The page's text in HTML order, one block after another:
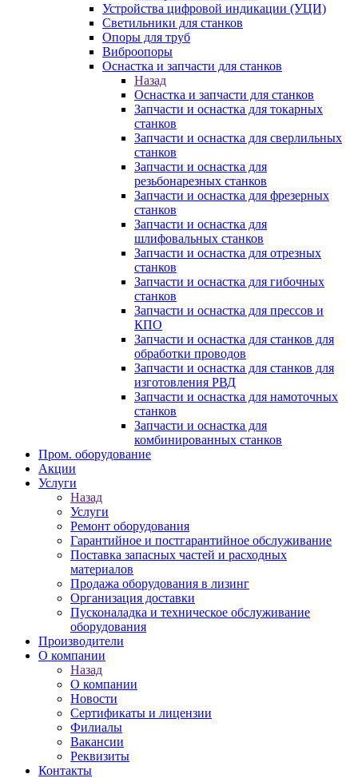
Устройства цифровой индикации (УЦИ)
Светильники для станков
Опоры для труб
Виброопоры
Оснастка и запчасти для станков
Назад
Оснастка и запчасти для станков
Запчасти и оснастка для токарных
станков
Запчасти и оснастка для сверлильных
станков
Запчасти и оснастка для
резьбонарезных станков
Запчасти и оснастка для фрезерных
станков
Запчасти и оснастка для
шлифовальных станков
Запчасти и оснастка для отрезных
станков
Запчасти и оснастка для гибочных
станков
Запчасти и оснастка для прессов и
КПО
Запчасти и оснастка для станков для
обработки проводов
Запчасти и оснастка для станков для
изготовления РВД
Запчасти и оснастка для намоточных
станков
Запчасти и оснастка для
комбинированных станков
Пром. оборудование
Акции
Услуги
Назад
Услуги
Ремонт оборудования
Гарантийное и постгарантийное обслуживание
Поставка запасных частей и расходных
материалов
Продажа оборудования в лизинг
Организация доставки
Пусконаладка и техническое обслуживание
оборудования
Производители
О компании
Назад
О компании
Новости
Сертификаты и лицензии
Филиалы
Вакансии
Реквизиты
Контакты